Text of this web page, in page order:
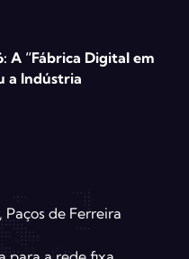
A “Fábrica Digital em
a Indústria
Paços de Ferreira